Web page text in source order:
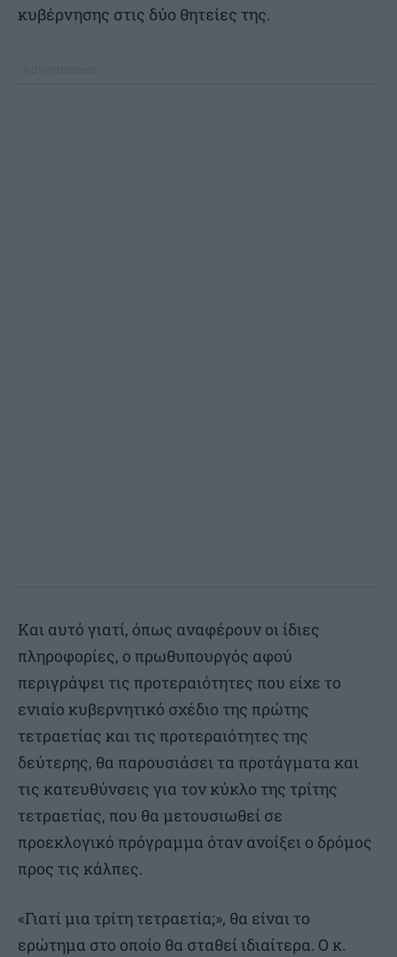
κυβέρνησης στις δύο θητείες της.
Και αυτό γιατί, όπως αναφέρουν οι ίδιες
πληροφορίες, ο πρωθυπουργός αφού
περιγράψει τις προτεραιότητες που είχε το
ενιαίο κυβερνητικό σχέδιο της πρώτης
τετραετίας και τις προτεραιότητες της
δεύτερης, θα παρουσιάσει τα προτάγματα και
τις κατευθύνσεις για τον κύκλο της τρίτης
τετραετίας, που θα μετουσιωθεί σε
προεκλογικό πρόγραμμα όταν ανοίξει ο δρόμος
προς τις κάλπες.
«Γιατί μια τρίτη τετραετία;», θα είναι το
ερώτημα στο οποίο θα σταθεί ιδιαίτερα. Ο κ.